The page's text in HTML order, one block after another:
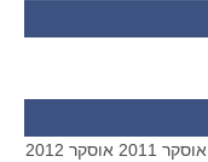
אוסקר 2011 אוסקר 2012